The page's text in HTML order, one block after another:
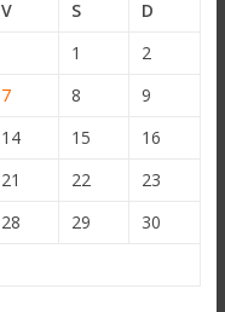
V S
D
1
2
7 8
9
14 15
16
21 22
23
28 29
30